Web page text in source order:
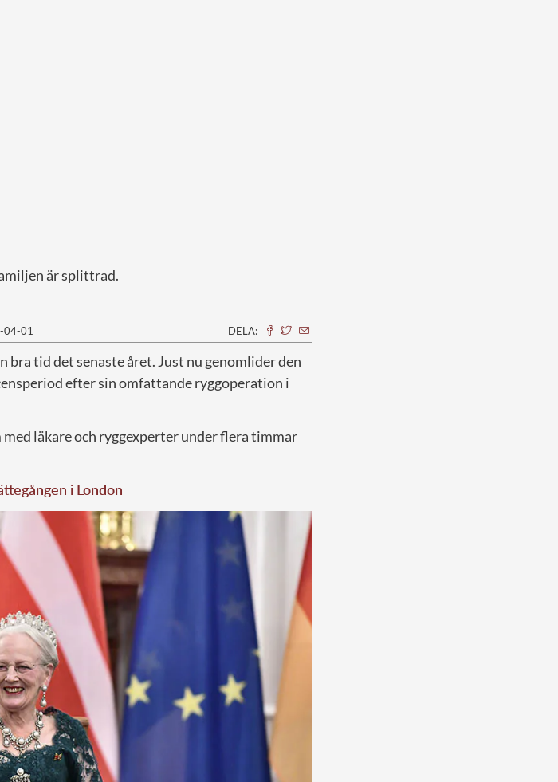
är splittrad.
04-01 DELA:
tid det senaste året. Just nu genomlider den
efter sin omfattande ryggoperation i
läkare och ryggexperter under flera timmar
i London